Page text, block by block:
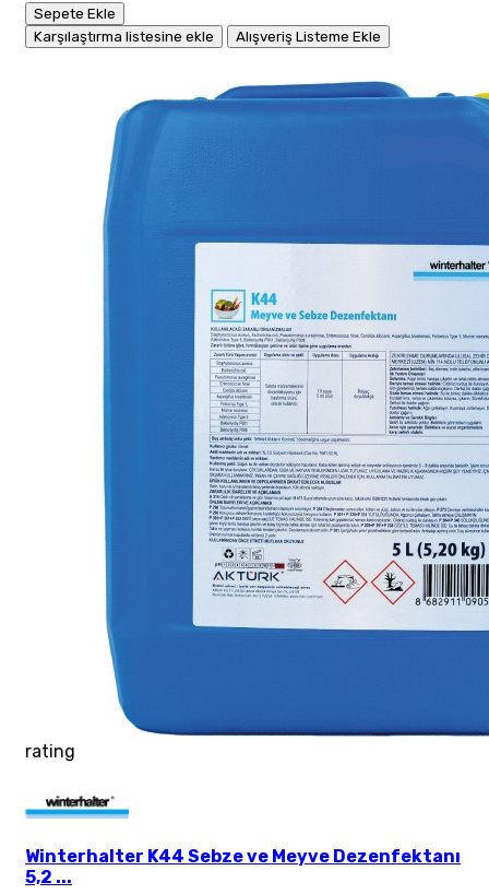
Sepete Ekle
Karşılaştırma listesine ekle
Alışveriş Listeme Ekle
rating
Winterhalter K44 Sebze ve Meyve Dezenfektanı
5,2 ...